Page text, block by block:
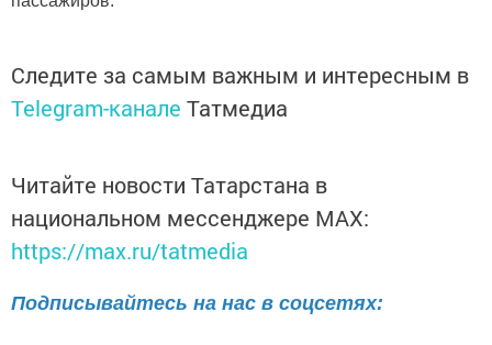
Следите за самым важным и интересным в
Telegram-канале Татмедиа
Читайте новости Татарстана в
национальном мессенджере MАХ:
https://max.ru/tatmedia
Подписывайтесь на нас в соцсетях: